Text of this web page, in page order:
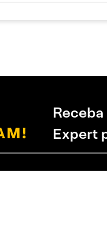
Expert